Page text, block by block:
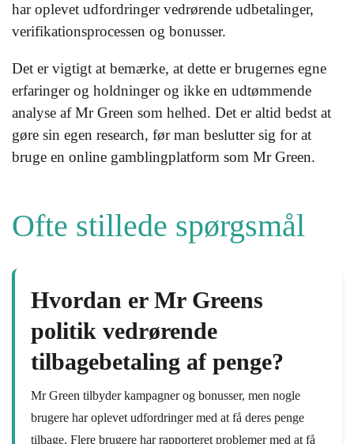
har oplevet udfordringer vedrørende udbetalinger,
verifikationsprocessen og bonusser.
Det er vigtigt at bemærke, at dette er brugernes egne
erfaringer og holdninger og ikke en udtømmende
analyse af Mr Green som helhed. Det er altid bedst at
gøre sin egen research, før man beslutter sig for at
bruge en online gamblingplatform som Mr Green.
Ofte stillede spørgsmål
Hvordan er Mr Greens
politik vedrørende
tilbagebetaling af penge?
Mr Green tilbyder kampagner og bonusser, men nogle
brugere har oplevet udfordringer med at få deres penge
tilbage. Flere brugere har rapporteret problemer med at få